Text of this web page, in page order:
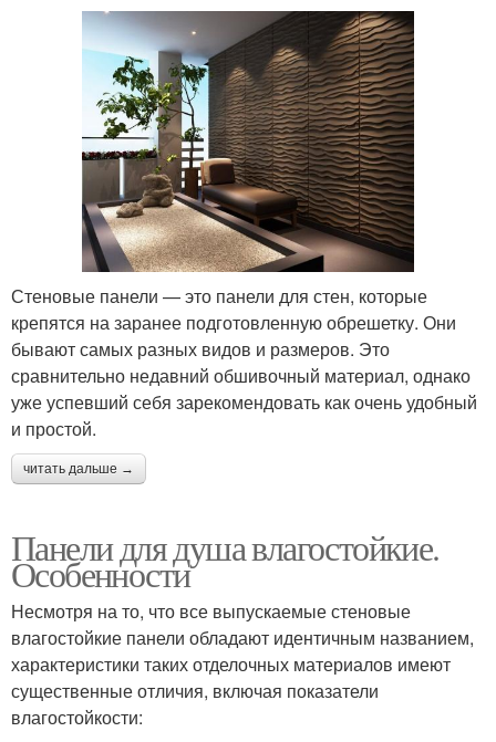
Стеновые панели — это панели для стен, которые
крепятся на заранее подготовленную обрешетку. Они
бывают самых разных видов и размеров. Это
сравнительно недавний обшивочный материал, однако
уже успевший себя зарекомендовать как очень удобный
и простой.
читать дальше →
Панели для душа влагостойкие.
Особенности
Несмотря на то, что все выпускаемые стеновые
влагостойкие панели обладают идентичным названием,
характеристики таких отделочных материалов имеют
существенные отличия, включая показатели
влагостойкости: